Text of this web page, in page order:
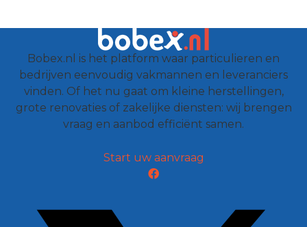
Bobex.nl is het platform waar particulieren en
bedrijven eenvoudig vakmannen en leveranciers
vinden. Of het nu gaat om kleine herstellingen,
grote renovaties of zakelijke diensten: wij brengen
vraag en aanbod efficiënt samen.
Start uw aanvraag